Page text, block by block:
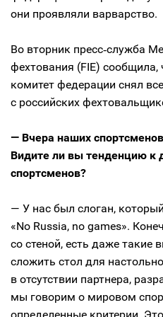
они проявляли варварство.
Во вторник пресс‑служба
фехтования (FIE) сообщила,
комитет федерации снял
с российских
— Вчера наших
Видите ли вы тенденцию к
спортсменов?
— У нас был слоган,
«No Russia, no games».
со стеной, есть даже такие
сложить стол для
в отсутствии партнера,
мы говорим о мировом